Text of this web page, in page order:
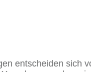
entscheiden sich